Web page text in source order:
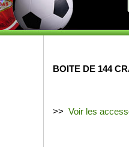
BOITE DE 144
>> Voir les